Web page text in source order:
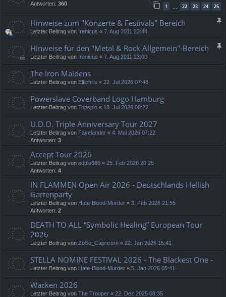
Antworten: 360 1 22 23 24 25
Hinweise zum "Konzerte & Festivals" Bereich
Letzter Beitrag von Irenicus « 7. Aug 2011 23:44
Hinweise für den "Metal & Rock Allgemein"-Bereich
Letzter Beitrag von Irenicus « 7. Aug 2011 23:00
The Iron Maidens
Letzter Beitrag von Elfichris « 22. Jul 2026 07:48
Powerslave Coverband Logo Hamburg
Letzter Beitrag von Topspin « 18. Jul 2026 08:22
U.D.O. Triple Anniversary Tour 2027
Letzter Beitrag von Fayelander « 4. Mai 2026 07:22
Antworten: 3
Accept Tour 2026
Letzter Beitrag von eddie666 « 25. Feb 2026 20:25
Antworten: 4
IN FLAMMEN Open Air 2026 - Deutschlands Hellish
Gartenparty
Letzter Beitrag von Hate-Blood-Murder « 3. Feb 2026 21:55
Antworten: 2
DEATH TO ALL “Symbolic Healing” European Tour
2026
Letzter Beitrag von ZoSo_Capricorn « 22. Jan 2026 15:41
STELLA NOMINE FESTIVAL 2026 - The Blackest One -
Letzter Beitrag von Hate-Blood-Murder « 5. Jan 2026 05:41
Wacken 2026
Letzter Beitrag von The Trooper « 22. Dez 2025 08:35